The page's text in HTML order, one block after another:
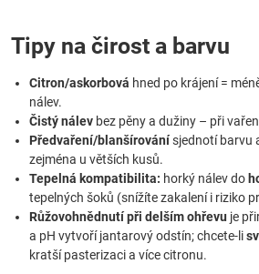
Tipy na čirost a barvu
Citron/askorbová hned po krájení =
nálev.
Čistý nálev bez pěny a dužiny – při
Předvaření/blanšírovánísjednotí barvu
zejména u větších kusů.
Tepelná kompatibilita: horký nálev do
tepelných šoků (snížíte zakalení i riziko
Růžovohnědnutí při delším ohřevu je
a pH vytvoří jantarový odstín; chcete-li
kratší pasterizaci a více citronu.